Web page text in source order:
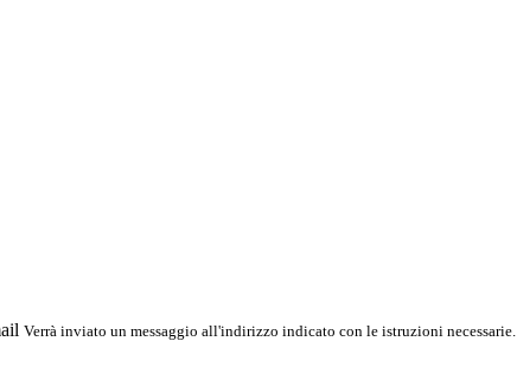
Verrà inviato un messaggio all'indirizzo indicato con le istruzioni necessarie.